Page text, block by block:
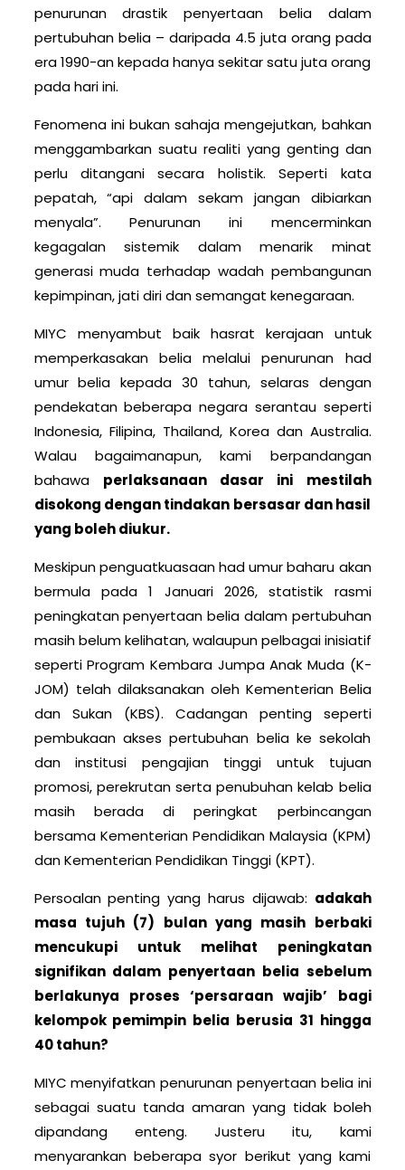
penurunan drastik penyertaan belia dalam
pertubuhan belia – daripada 4.5 juta orang pada
era 1990-an kepada hanya sekitar satu juta orang
pada hari ini.
Fenomena ini bukan sahaja mengejutkan, bahkan
menggambarkan suatu realiti yang genting dan
perlu ditangani secara holistik. Seperti kata
pepatah, “api dalam sekam jangan dibiarkan
menyala”. Penurunan ini mencerminkan
kegagalan sistemik dalam menarik minat
generasi muda terhadap wadah pembangunan
kepimpinan, jati diri dan semangat kenegaraan.
MIYC menyambut baik hasrat kerajaan untuk
memperkasakan belia melalui penurunan had
umur belia kepada 30 tahun, selaras dengan
pendekatan beberapa negara serantau seperti
Indonesia, Filipina, Thailand, Korea dan Australia.
Walau bagaimanapun, kami berpandangan
bahawa perlaksanaan dasar ini mestilah
disokong dengan tindakan bersasar dan hasil
yang boleh diukur.
Meskipun penguatkuasaan had umur baharu akan
bermula pada 1 Januari 2026, statistik rasmi
peningkatan penyertaan belia dalam pertubuhan
masih belum kelihatan, walaupun pelbagai inisiatif
seperti Program Kembara Jumpa Anak Muda (K-
JOM) telah dilaksanakan oleh Kementerian Belia
dan Sukan (KBS). Cadangan penting seperti
pembukaan akses pertubuhan belia ke sekolah
dan institusi pengajian tinggi untuk tujuan
promosi, perekrutan serta penubuhan kelab belia
masih berada di peringkat perbincangan
bersama Kementerian Pendidikan Malaysia (KPM)
dan Kementerian Pendidikan Tinggi (KPT).
Persoalan penting yang harus dijawab: adakah
masa tujuh (7) bulan yang masih berbaki
mencukupi untuk melihat peningkatan
signifikan dalam penyertaan belia sebelum
berlakunya proses ‘persaraan wajib’ bagi
kelompok pemimpin belia berusia 31 hingga
40 tahun?
MIYC menyifatkan penurunan penyertaan belia ini
sebagai suatu tanda amaran yang tidak boleh
dipandang enteng. Justeru itu, kami
menyarankan beberapa syor berikut yang kami